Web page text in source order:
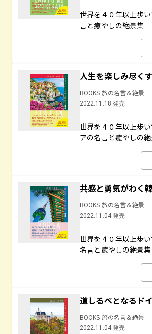
世界を４０年以上歩
言と癒やしの絶景集
人生を楽しみ尽く
BOOKS 旅の名言＆絶景
2022.11.18 発売
世界を４０年以上歩
アの名言と癒やしの
共感と勇気がわく
BOOKS 旅の名言＆絶景
2022.11.04 発売
世界を４０年以上歩
名言と癒やしの絶景集
道しるべとなるド
BOOKS 旅の名言＆絶景
2022.11.04 発売